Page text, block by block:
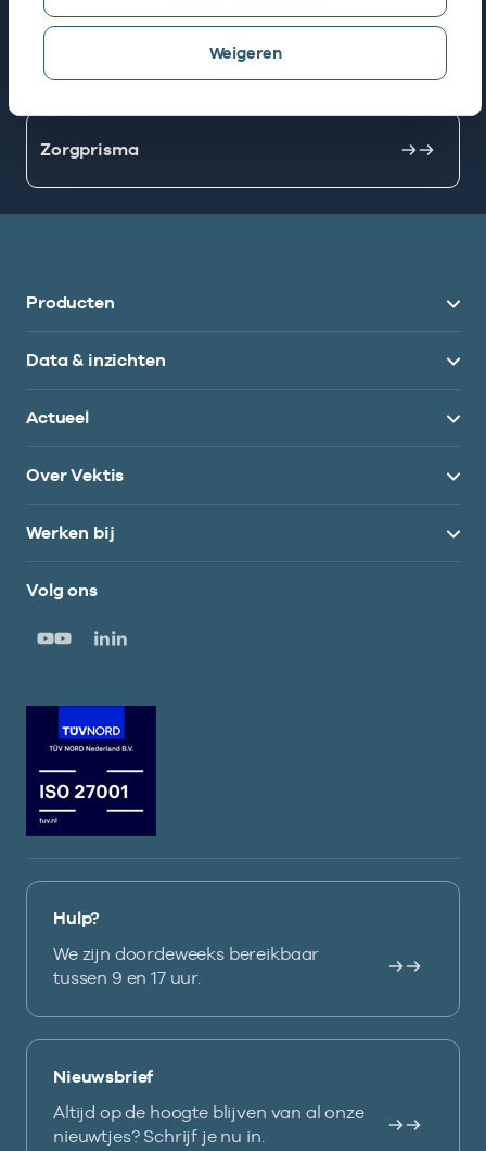
Weigeren
Zorgprisma
Producten
Data & inzichten
Actueel
Over Vektis
Werken bij
Volg ons
Hulp?
We zijn doordeweeks bereikbaar
tussen 9 en 17 uur.
Nieuwsbrief
Altijd op de hoogte blijven van al onze
nieuwtjes? Schrijf je nu in.